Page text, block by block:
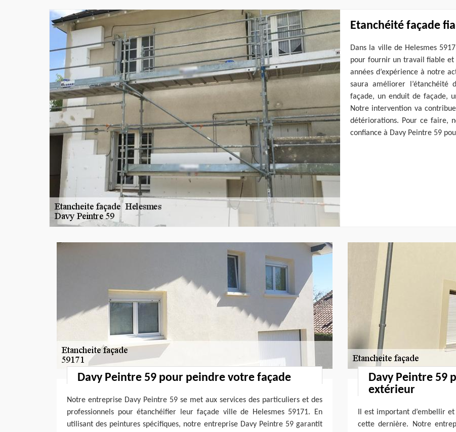
Etanchéité façade
Dans la ville de Helesmes
pour fournir un travail fiable et
années d’expérience à notre
saura améliorer
façade, un enduit de façade,
Notre intervention va
détériorations. Pour ce faire,
confiance à Davy Peintre 59
Davy Peintre 59 pour peindre votre façade
Notre entreprise Davy Peintre 59 se met aux services des particuliers et des
professionnels pour étanchéifier leur façade ville de Helesmes 59171. En
utilisant des peintures spécifiques, notre entreprise Davy Peintre 59 garantit
Davy Peintre 59
extérieur
Il est important d’embellir
cette dernière. Notre